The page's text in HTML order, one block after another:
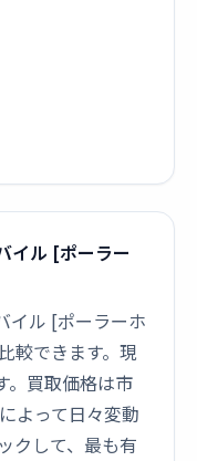
イル [ポーラー
イル [ポーラーホ
較できます。現
。買取価格は市
よって日々変動
クして、最も有